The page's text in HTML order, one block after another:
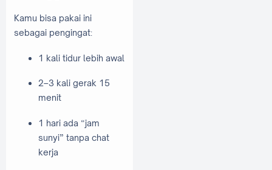
Kamu bisa pakai ini
sebagai pengingat:
1 kali tidur lebih awal
2–3 kali gerak 15
menit
1 hari ada “jam
sunyi” tanpa chat
kerja